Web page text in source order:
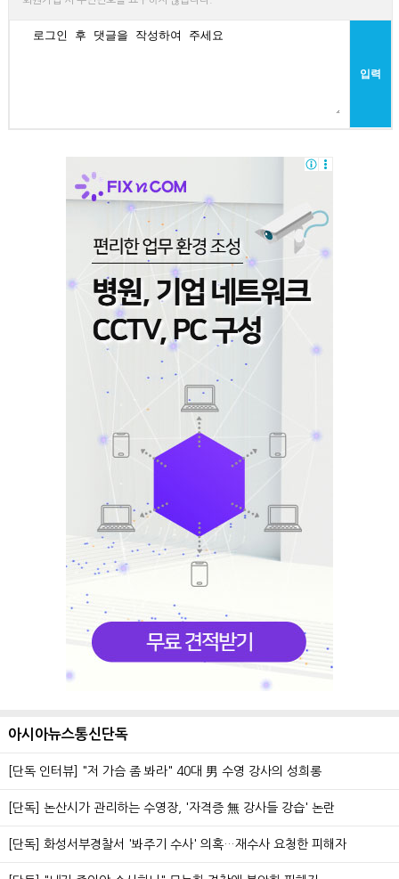
입력
아시아뉴스통신단독
[단독 인터뷰] "저 가슴 좀 봐라" 40대 男 수영 강사의 성희롱
[단독] 논산시가 관리하는 수영장, '자격증 無 강사들 강습' 논란
[단독] 화성서부경찰서 '봐주기 수사' 의혹…재수사 요청한 피해자